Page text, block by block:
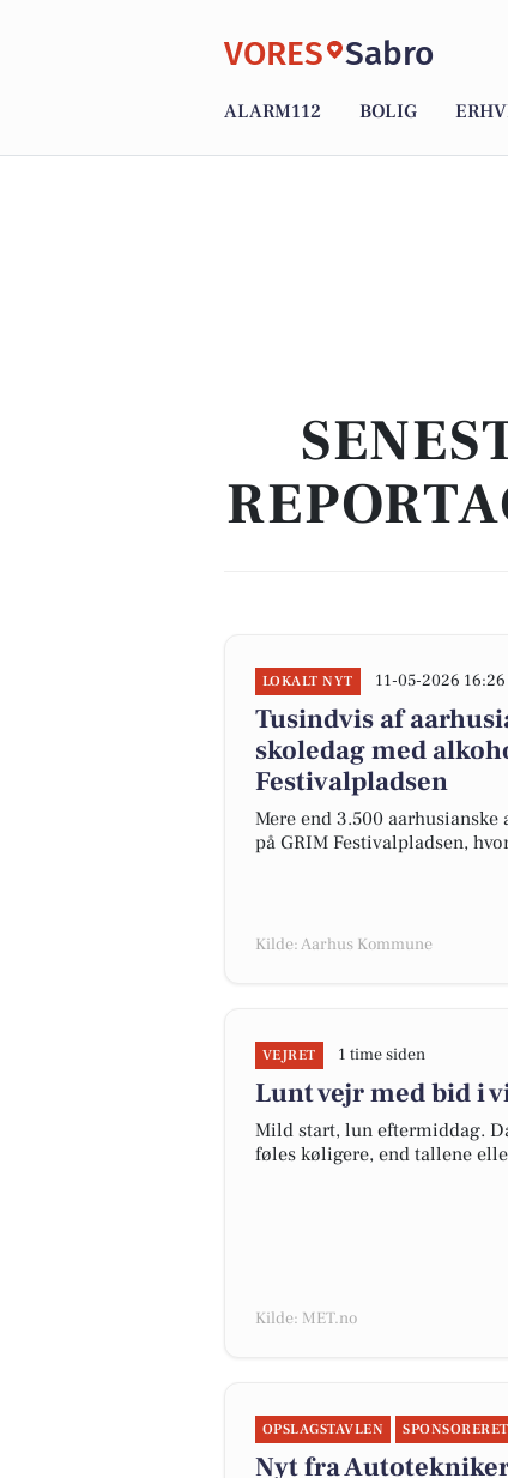
VORES Sabro
ALARM112 BOLIG
LOKALT NYT 11-05-2026 16:26
Tusindvis af
skoledag med
Festivalpladsen
Mere end 3.500
på GRIM Festivalpladsen,
Kilde: Aarhus Kommune
VEJRET 1 time siden
Lunt vejr med bid i
Mild start, lun eftermiddag.
føles køligere, end tallene
Kilde: MET.no
OPSLAGSTAVLEN SPONSORERET
Nyt fra